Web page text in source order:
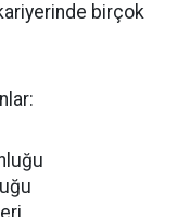
birçok